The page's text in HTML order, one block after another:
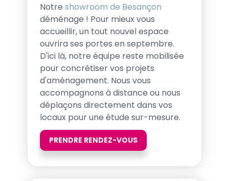
Notre showroom de Besançon
déménage ! Pour mieux vous
accueillir, un tout nouvel espace
ouvrira ses portes en septembre.
D'ici là, notre équipe reste mobilisée
pour concrétiser vos projets
d'aménagement. Nous vous
accompagnons à distance ou nous
déplaçons directement dans vos
locaux pour une étude sur-mesure.
PRENDRE RENDEZ-VOUS